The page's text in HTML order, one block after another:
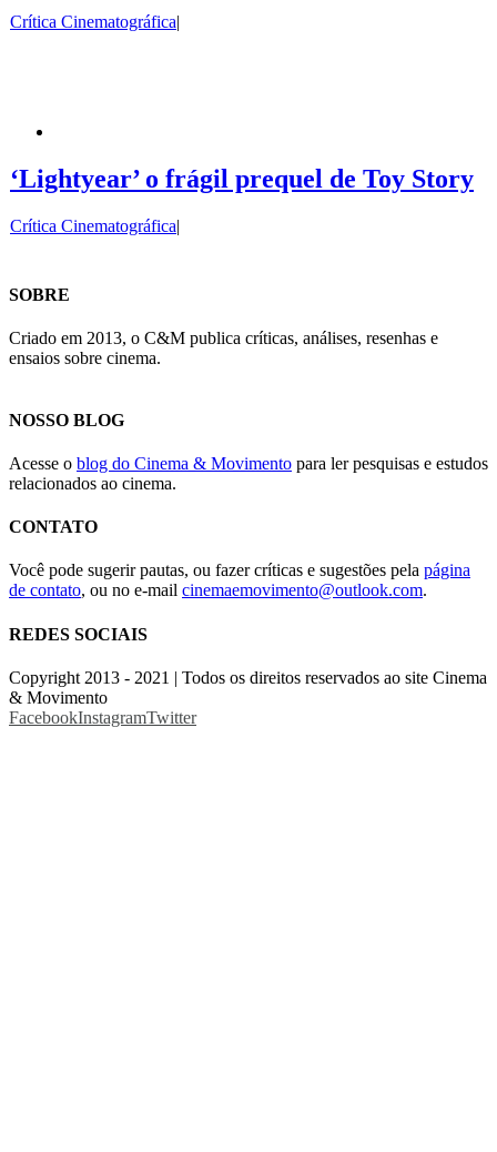
Crítica Cinematográfica|
‘Lightyear’ o frágil prequel de Toy Story
Crítica Cinematográfica|
SOBRE
Criado em 2013, o C&M publica críticas, análises, resenhas e
ensaios sobre cinema.
NOSSO BLOG
Acesse o blog do Cinema & Movimento para ler pesquisas e estudos
relacionados ao cinema.
CONTATO
Você pode sugerir pautas, ou fazer críticas e sugestões pela página
de contato, ou no e-mail cinemaemovimento@outlook.com.
REDES SOCIAIS
Copyright 2013 - 2021 | Todos os direitos reservados ao site Cinema
& Movimento
FacebookInstagramTwitter